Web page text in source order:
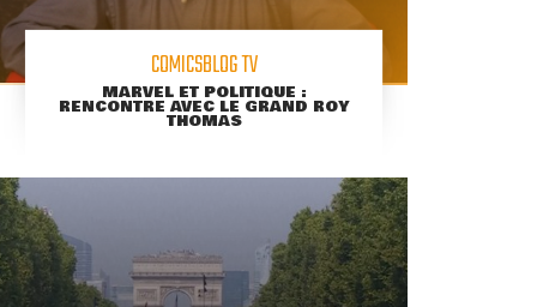
COMICSBLOG TV
MARVEL ET POLITIQUE :
RENCONTRE AVEC LE GRAND ROY
THOMAS